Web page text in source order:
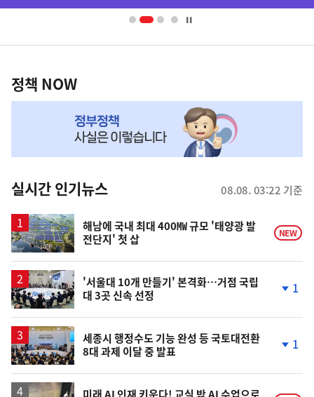
영
책
NOW,
뉴
스
정책 NOW
실시간 인기뉴스 08.08. 03:22 기준
해남에 국내 최대 400㎿ 규모 '태양광 발
전단지' 첫 삽
NEW
'서울대 10개 만들기' 본격화…거점 국립
대 3곳 신속 선정
하
1
세종시 행정수도 기능 완성 등 국토대전환
8대 과제 이달 중 발표
하
락
1